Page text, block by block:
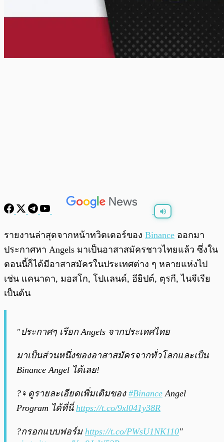
พร้อมเล่น
รายงานล่าสุดจากหน้าทวิตเตอร์ของ Binance ออกมา
ประกาศหา Angels มาเป็นอาสาสมัครชาวไทยแล้ว ซึ่งใน
ตอนนี้ก็ได้มีอาสาสมัครในประเทศต่าง ๆ หลายแห่งไป
เช่น แคนาดา, มอสโก, โปแลนด์, อียิปต์, ตุรกี, ไนจีเรีย
เป็นต้น
"ประกาศๆ เรียก Angels จากประเทศไทย
มาเป็นส่วนหนึ่งของอาสาสมัครจากทั่วโลกและเป็น
Binance Angel ได้เลย!
?️‍♀️ดูรายละเอียดเพิ่มเติมของ #Binance Angel
Program ได้ที่นี่ https://t.co/9xl041y38R
?กรอกแบบฟอร์ม https://t.co/PWsU1NK110"